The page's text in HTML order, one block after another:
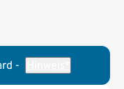
-